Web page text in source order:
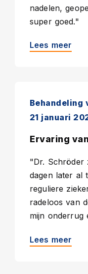
nadelen,
super goed."
Lees meer
Behandeling
21 januari
Ervaring
"Dr. Schröder
dagen later al
reguliere
radeloos van
mijn onderrug
Lees meer